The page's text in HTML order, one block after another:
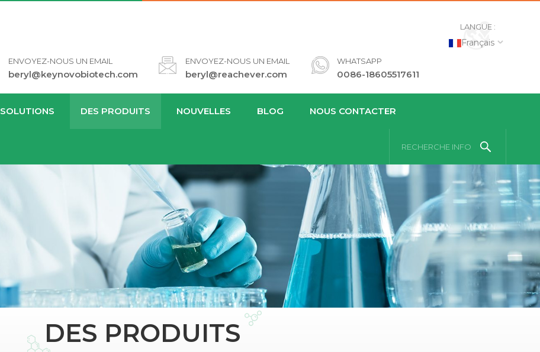
LANGUE :
Français
ENVOYEZ-NOUS UN EMAIL
beryl@keynovobiotech.com
ENVOYEZ-NOUS UN EMAIL
beryl@reachever.com
WHATSAPP
0086-18605517611
SOLUTIONS DES PRODUITS NOUVELLES BLOG NOUS CONTACTER
RECHERCHE INFO
DES PRODUITS